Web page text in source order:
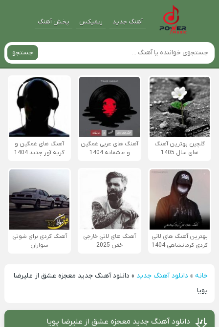
آهنگ جدید ریمیکس پخش آهنگ
جستجو
گلچین بهترین آهنگ
های سال 1405
آهنگ های عربی غمگین
و عاشقانه 1404
آهنگ های غمگین و
گریه آور جدید 1404
بهترین آهنگ های لاتی
کردی کرمانشاهی 1404
آهنگ های لاتی خارجی
خفن 2025
آهنگ کردی برای شوتی
سواران
خانه» دانلود آهنگ جدید » دانلود آهنگ جدید معجزه عشق از علیرضا
پویا
دانلود آهنگ جدید معجزه عشق از علیرضا پویا